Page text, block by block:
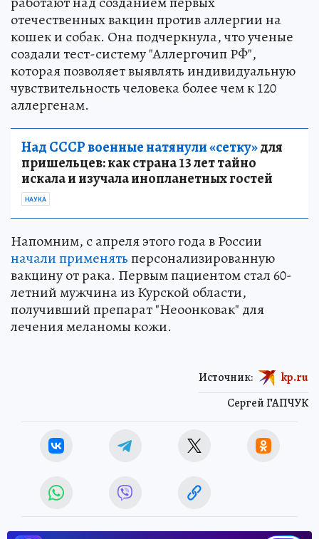
отечественных вакцин против аллергии на
кошек и собак. Она подчеркнула, что ученые
создали тест-систему "Аллергочип РФ",
которая позволяет выявлять индивидуальную
чувствительность человека более чем к 120
аллергенам.
Над СССР военные натянули «сетку»для
пришельцев: как страна 13 лет тайно
искала и изучала инопланетных гостей
НАУКА
Напомним, с апреля этого года в России
начали применятьперсонализированную
вакцину от рака. Первым пациентом стал 60-
летний мужчина из Курской области,
получивший препарат "Неоонковак" для
лечения меланомы кожи.
Сергей ГАПЧУК
Источник: kp.ru